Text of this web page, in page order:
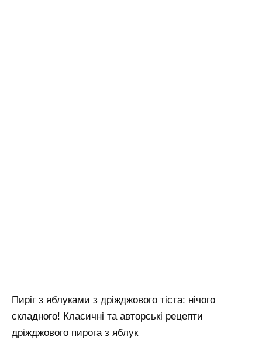
Пиріг з яблуками з дріжджового тіста: нічого
складного! Класичні та авторські рецепти
дріжджового пирога з яблук